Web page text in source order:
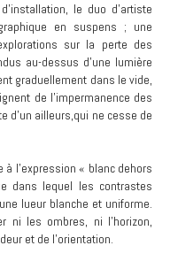
le duo d’artiste
en suspens ; une
sur la perte des
au-dessus d’une lumière
graduellement dans le vide,
de l’impermanence des
d’un ailleurs,qui ne cesse de
l’expression « blanc dehors
dans lequel les contrastes
lueur blanche et uniforme.
ni les ombres, ni l’horizon,
et de l’orientation.